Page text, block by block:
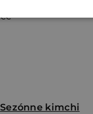
Sezónne kimchi